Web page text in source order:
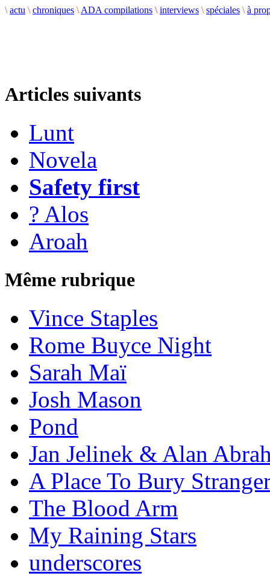
\ actu \ chroniques \ ADA compilations \ interviews \ spéciales \ à
Articles suivants
Lunt
Novela
Safety first
? Alos
Aroah
Même rubrique
Vince Staples
Rome Buyce Night
Sarah Maï
Josh Mason
Pond
Jan Jelinek & Alan
A Place To Bury
The Blood Arm
My Raining Stars
underscores